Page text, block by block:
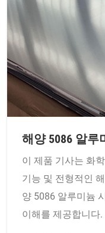
해양 5086 알루
이 제품 기사는 화학 조성, 기계적 특성, 부식성, 제조
기능 및 전형적인
양 5086 알루미늄
이해를 제공합니다.